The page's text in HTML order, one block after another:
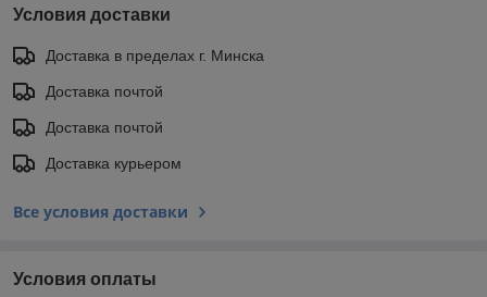
Условия доставки
Доставка в пределах г. Минска
Доставка почтой
Доставка почтой
Доставка курьером
Все условия доставки
Условия оплаты